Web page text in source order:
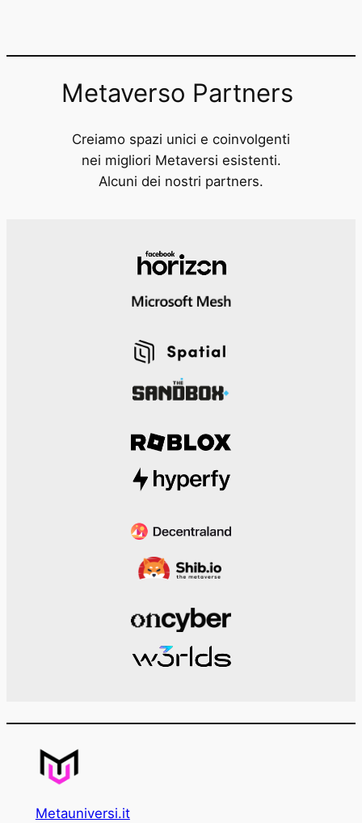
Metaverso Partners
Creiamo spazi unici e coinvolgenti
nei migliori Metaversi esistenti.
Alcuni dei nostri partners.
Metauniversi.it